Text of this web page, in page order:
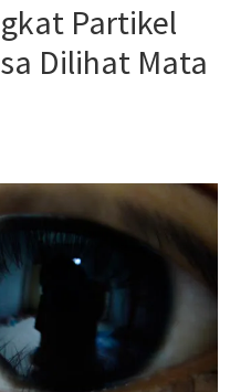
Partikel
Dilihat Mata